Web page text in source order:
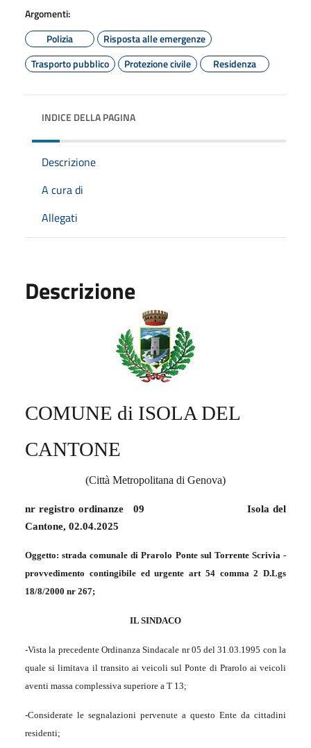
Argomenti:
Polizia
Risposta alle emergenze
Trasporto pubblico
Protezione civile Residenza
INDICE DELLA PAGINA
Descrizione
A cura di
Allegati
Descrizione
COMUNE di ISOLA DEL
CANTONE
(Città Metropolitana di Genova)
nr registro ordinanze 09
Isola del
Cantone, 02.04.2025
Oggetto: strada comunale di Prarolo Ponte sul Torrente Scrivia -
provvedimento contingibile ed urgente art 54 comma 2 D.Lgs
18/8/2000 nr 267;
IL SINDACO
-Vista la precedente Ordinanza Sindacale nr 05 del 31.03.1995 con la
quale si limitava il transito ai veicoli sul Ponte di Prarolo ai veicoli
aventi massa complessiva superiore a T 13;
-Considerate le segnalazioni pervenute a questo Ente da cittadini
residenti;